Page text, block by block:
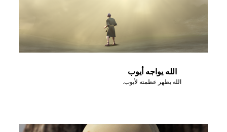
الله يواجه أيوب
الله يظهر عظمته لأيوب.